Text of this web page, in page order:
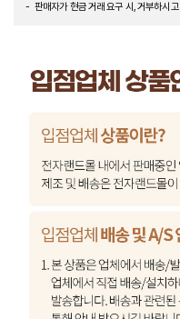
판매자가 현금 거래 요구 시, 거부하시고